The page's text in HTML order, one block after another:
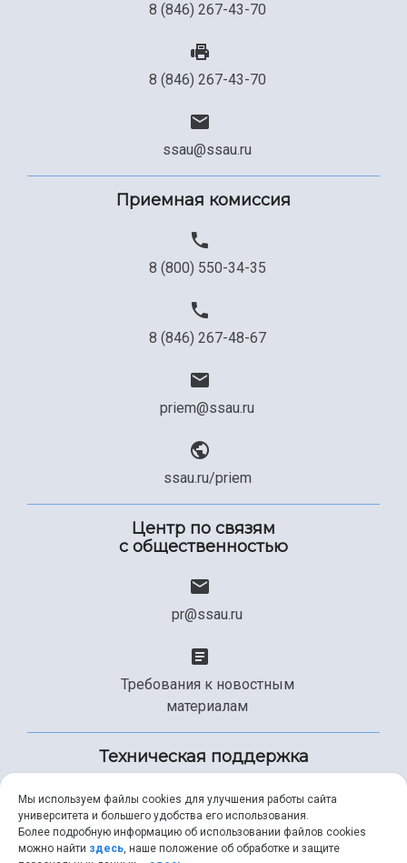
8 (846) 267-43-70
8 (846) 267-43-70
ssau@ssau.ru
Приемная комиссия
8 (800) 550-34-35
8 (846) 267-48-67
priem@ssau.ru
ssau.ru/priem
Центр по связям
с общественностью
pr@ssau.ru
Требования к новостным
материалам
Техническая поддержка
+7 (846) 267-49-99
Мы используем файлы cookies для улучшения работы сайта
университета и большего удобства его использования.
Более подробную информацию об использовании файлов cookies
можно найти здесь, наше положение об обработке и защите